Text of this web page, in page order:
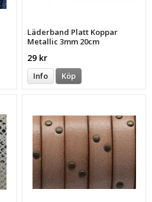
Läderband Platt Koppar
Metallic 3mm 20cm
29 kr
Info Köp